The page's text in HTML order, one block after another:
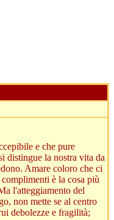
e che pure
distingue la nostra vita da
Amare coloro che ci
è la cosa più
l'atteggiamento del
non mette se al centro
debolezze e fragilità;